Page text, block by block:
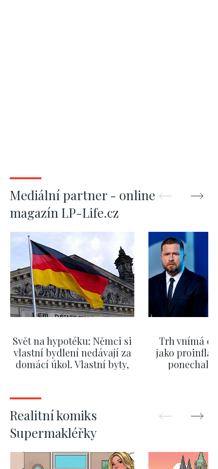
Mediální partner - online
magazín LP-Life.cz
Svět na hypotéku: Němci si
vlastní bydlení nedávají za
domácí úkol. Vlastní byty,
Trh vnímá
jako
ponechali
Realitní komiks
Supermakléřky